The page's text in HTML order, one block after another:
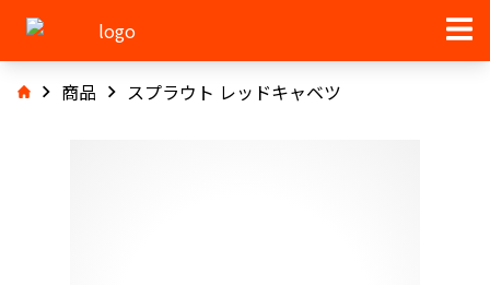
商品 スプラウト レッドキャベツ